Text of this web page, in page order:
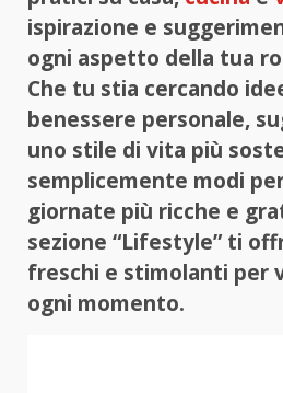
ispirazione e
ogni aspetto della tua
Che tu stia cercando
benessere personale,
uno stile di vita più
semplicemente modi
giornate più ricche e
sezione “Lifestyle” ti
freschi e stimolanti per
ogni momento.